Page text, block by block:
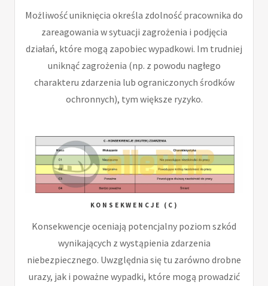
Możliwość uniknięcia określa zdolność pracownika do
zareagowania w sytuacji zagrożenia i podjęcia
działań, które mogą zapobiec wypadkowi. Im trudniej
uniknąć zagrożenia (np. z powodu nagłego
charakteru zdarzenia lub ograniczonych środków
ochronnych), tym większe ryzyko.
KONSEKWENCJE (C)
Konsekwencje oceniają potencjalny poziom szkód
wynikających z wystąpienia zdarzenia
niebezpiecznego. Uwzględnia się tu zarówno drobne
urazy, jak i poważne wypadki, które mogą prowadzić